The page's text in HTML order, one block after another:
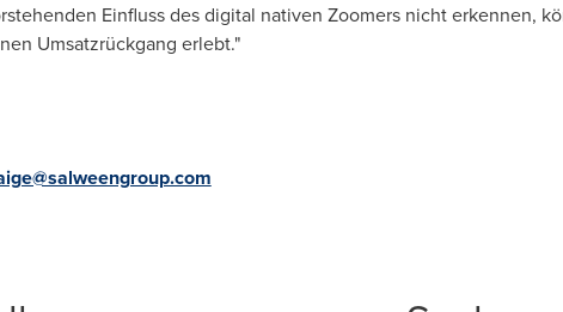
Einfluss des digital nativen Zoomers nicht erkennen,
Umsatzrückgang erlebt."